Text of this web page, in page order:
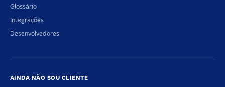
Glossário
Integrações
Desenvolvedores
AINDA NÃO SOU CLIENTE